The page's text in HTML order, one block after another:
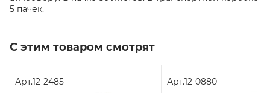
5 пачек.
С этим товаром смотрят
Арт.12-2485 Арт.12-0880